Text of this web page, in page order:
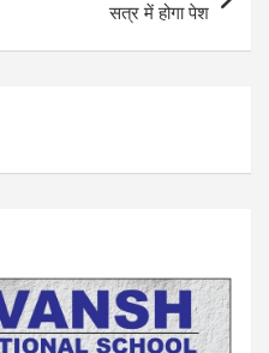
सत्र में होगा पेश